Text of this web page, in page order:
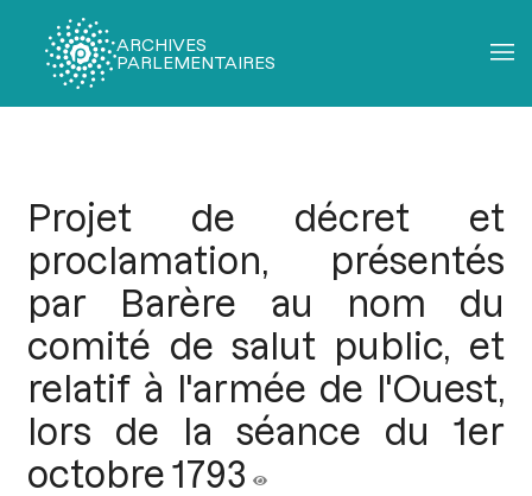
ARCHIVES
PARLEMENTAIRES
Projet de décret et
proclamation, présentés
par Barère au nom du
comité de salut public, et
relatif à l'armée de l'Ouest,
lors de la séance du 1er
octobre 1793